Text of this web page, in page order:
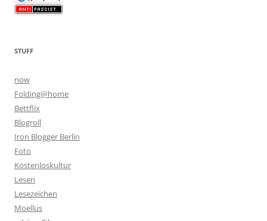
STUFF
now
Folding@home
Bettflix
Blogroll
Iron Blogger Berlin
Foto
Kostenloskultur
Lesen
Lesezeichen
Moellus